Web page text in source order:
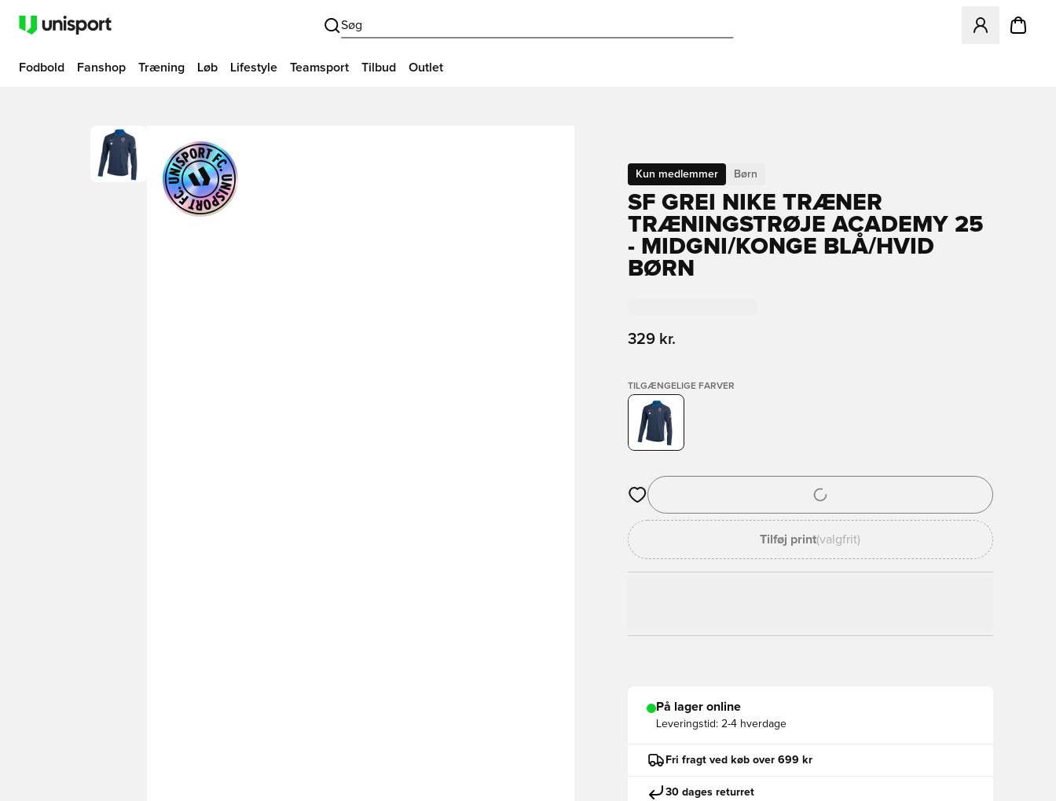
Søg
Åbner en
Fodbold Fanshop Træning Løb Lifestyle Teamsport Tilbud Outlet
Kun medlemmer Børn
SF GREI NIKE TRÆNER
TRÆNINGSTRØJE ACADEMY 25
- MIDGNI/KONGE BLÅ/HVID
BØRN
329 kr.
TILGÆNGELIGE FARVER
Åbner en Modal til at logge ind eller tilmelde dig som medlem
Tilføj print(valgfrit)
På lager online
Leveringstid: 2-4 hverdage
Fri fragt ved køb over 699 kr
30 dages returret